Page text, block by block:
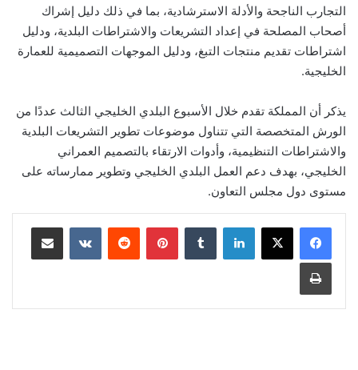
التجارب الناجحة والأدلة الاسترشادية، بما في ذلك دليل إشراك
أصحاب المصلحة في إعداد التشريعات والاشتراطات البلدية، ودليل
اشتراطات تقديم منتجات التبغ، ودليل الموجهات التصميمية للعمارة
الخليجية.
يذكر أن المملكة تقدم خلال الأسبوع البلدي الخليجي الثالث عددًا من
الورش المتخصصة التي تتناول موضوعات تطوير التشريعات البلدية
والاشتراطات التنظيمية، وأدوات الارتقاء بالتصميم العمراني
الخليجي، بهدف دعم العمل البلدي الخليجي وتطوير ممارساته على
مستوى دول مجلس التعاون.
لينكدإن بينتيريست